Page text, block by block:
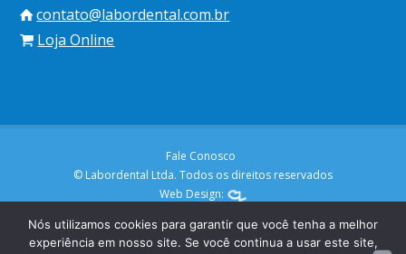
contato@labordental.com.br
Loja Online
Fale Conosco
© Labordental Ltda. Todos os direitos reservados
Web Design:
Nós utilizamos cookies para garantir que você tenha a melhor
experiência em nosso site. Se você continua a usar este site,